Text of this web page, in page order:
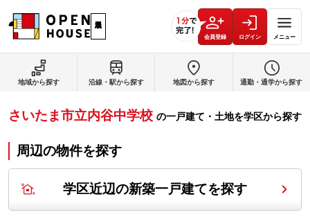
会員登録 ログイン メニュー
地域から探す 沿線・駅から探す 地図から探す 通勤・通学から探す
さいたま市立内谷中学校 の一戸建て・土地を学区から探す
周辺の物件を探す
学区近辺の新築一戸建てを探す